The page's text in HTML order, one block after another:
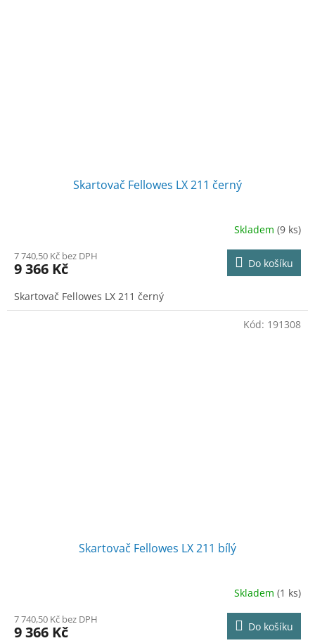
Skartovač Fellowes LX 211 černý
Skladem (9 ks)
7 740,50 Kč bez DPH
9 366 Kč Do košíku
Skartovač Fellowes LX 211 černý
Skartovač Fellowes LX 211 bílý
Skladem (1 ks)
7 740,50 Kč bez DPH
9 366 Kč Do košíku
Kód: 191308